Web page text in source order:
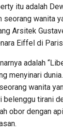
itu adalah
seorang wanita
Arsitek
Eiffel di
adalah
menyinari
wanita
tirani
obor dengan